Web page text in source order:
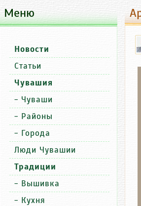
Меню
Новости
Статьи
Чувашия
- Чуваши
- Районы
- Города
Люди Чувашии
Традиции
- Вышивка
- Кухня